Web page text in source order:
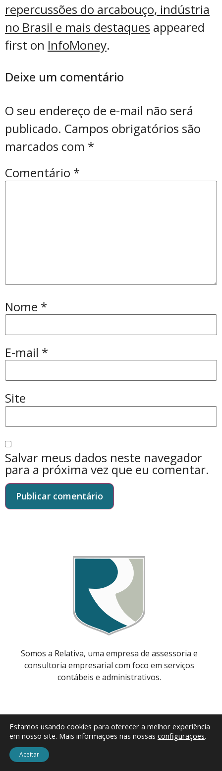
repercussões do arcabouço, indústria
no Brasil e mais destaques appeared
first on InfoMoney.
Deixe um comentário
O seu endereço de e-mail não será
publicado. Campos obrigatórios são
marcados com *
Comentário *
Nome *
E-mail *
Site
Salvar meus dados neste navegador
para a próxima vez que eu comentar.
Somos a Relativa, uma empresa de assessoria e
consultoria empresarial com foco em serviços
contábeis e administrativos.
Menu
Estamos usando cookies para oferecer a melhor experiência
em nosso site. Mais informações nas nossas configurações.
Aceitar